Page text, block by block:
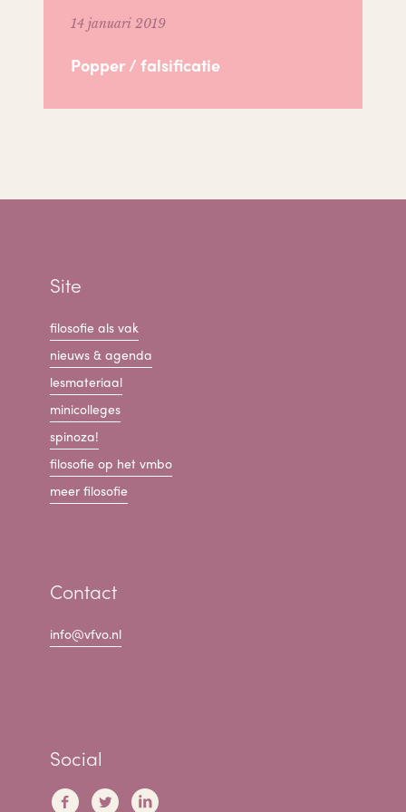
14 januari 2019
Popper / falsificatie
Site
filosofie als vak
nieuws & agenda
lesmateriaal
minicolleges
spinoza!
filosofie op het vmbo
meer filosofie
Contact
info@vfvo.nl
Social